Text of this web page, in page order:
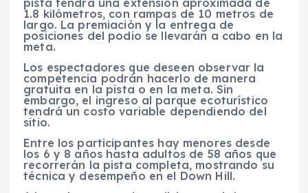
1.8 kilómetros, con rampas de 10 metros de
largo. La premiación y la entrega de
posiciones del podio se llevarán a cabo en la
meta.
Los espectadores que deseen observar la
competencia podrán hacerlo de manera
gratuita en la pista o en la meta. Sin
embargo, el ingreso al parque ecoturístico
tendrá un costo variable dependiendo del
sitio.
Entre los participantes hay menores desde
los 6 y 8 años hasta adultos de 58 años que
recorrerán la pista completa, mostrando su
técnica y desempeño en el Down Hill.